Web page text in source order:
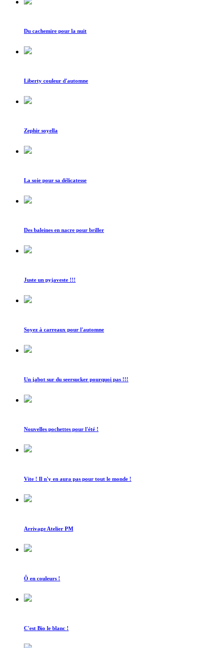
Du cachemire pour la nuit
Liberty couleur d'automne
Zephir soyella
La soie pour sa délicatesse
Des baleines en nacre pour briller
Juste un pyjaveste !!!
Soyez à carreaux pour l'automne
Un jabot sur du seersucker pourquoi pas !!!
Nouvelles pochettes pour l'été !
Vite ! Il n'y en aura pas pour tout le monde !
Arrivage Atelier PM
Ô en couleurs !
C'est Bio le blanc !